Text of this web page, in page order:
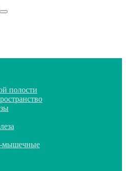
полости
мышечные